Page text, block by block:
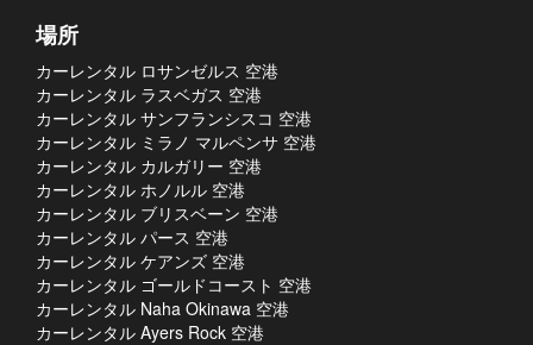
場所
カーレンタル ロサンゼルス 空港
カーレンタル ラスベガス 空港
カーレンタル サンフランシスコ 空港
カーレンタル ミラノ マルペンサ 空港
カーレンタル カルガリー 空港
カーレンタル ホノルル 空港
カーレンタル ブリスベーン 空港
カーレンタル パース 空港
カーレンタル ケアンズ 空港
カーレンタル ゴールドコースト 空港
カーレンタル Naha Okinawa 空港
カーレンタル Ayers Rock 空港